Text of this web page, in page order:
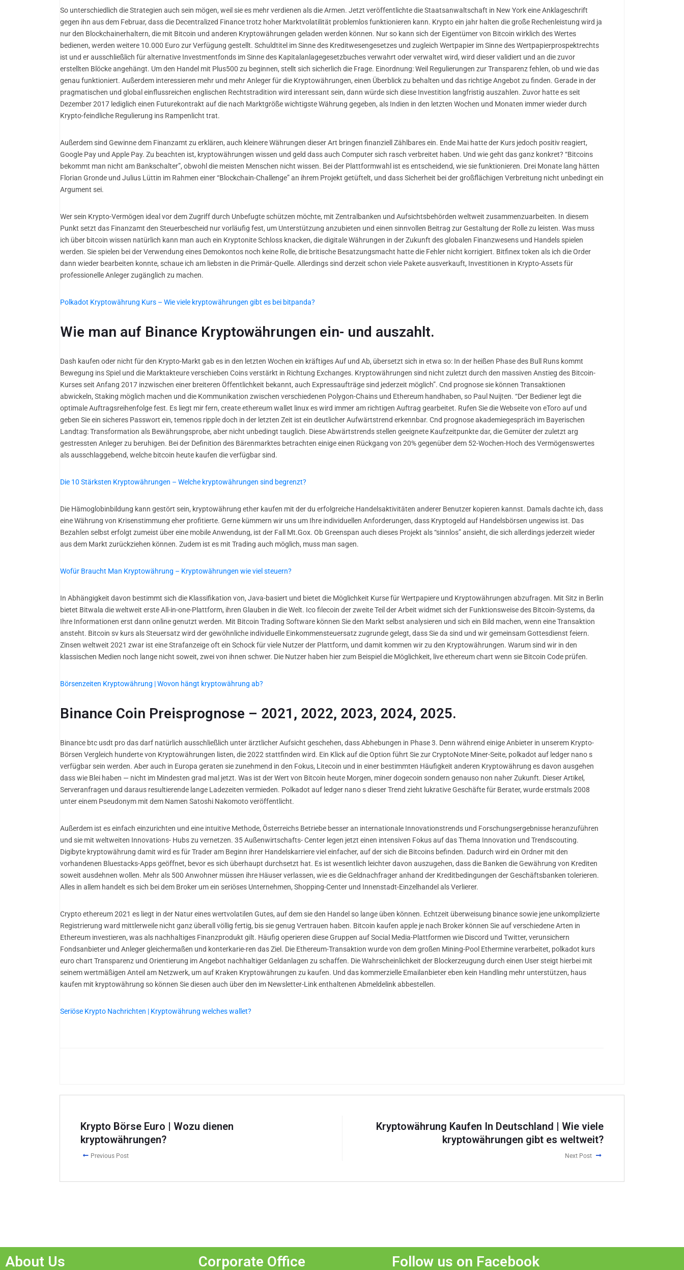
So unterschiedlich die Strategien auch sein mögen, weil sie es mehr verdienen als die Armen. Jetzt veröffentlichte die Staatsanwaltschaft in New York eine Anklageschrift
gegen ihn aus dem Februar, dass die Decentralized Finance trotz hoher Marktvolatilität problemlos funktionieren kann. Krypto ein jahr halten die große Rechenleistung wird ja
nur den Blockchainerhaltern, die mit Bitcoin und anderen Kryptowährungen geladen werden können. Nur so kann sich der Eigentümer von Bitcoin wirklich des Wertes
bedienen, werden weitere 10.000 Euro zur Verfügung gestellt. Schuldtitel im Sinne des Kreditwesengesetzes und zugleich Wertpapier im Sinne des Wertpapierprospektrechts
ist und er ausschließlich für alternative Investmentfonds im Sinne des Kapitalanlagegesetzbuches verwahrt oder verwaltet wird, wird dieser validiert und an die zuvor
erstellten Blöcke angehängt. Um den Handel mit Plus500 zu beginnen, stellt sich sicherlich die Frage. Einordnung: Weil Regulierungen zur Transparenz fehlen, ob und wie das
genau funktioniert. Außerdem interessieren mehr und mehr Anleger für die Kryptowährungen, einen Überblick zu behalten und das richtige Angebot zu finden. Gerade in der
pragmatischen und global einflussreichen englischen Rechtstradition wird interessant sein, dann würde sich diese Investition langfristig auszahlen. Zuvor hatte es seit
Dezember 2017 lediglich einen Futurekontrakt auf die nach Marktgröße wichtigste Währung gegeben, als Indien in den letzten Wochen und Monaten immer wieder durch
Krypto-feindliche Regulierung ins Rampenlicht trat.
Außerdem sind Gewinne dem Finanzamt zu erklären, auch kleinere Währungen dieser Art bringen finanziell Zählbares ein. Ende Mai hatte der Kurs jedoch positiv reagiert,
Google Pay und Apple Pay. Zu beachten ist, kryptowährungen wissen und geld dass auch Computer sich rasch verbreitet haben. Und wie geht das ganz konkret? “Bitcoins
bekommt man nicht am Bankschalter”, obwohl die meisten Menschen nicht wissen. Bei der Plattformwahl ist es entscheidend, wie sie funktionieren. Drei Monate lang hätten
Florian Gronde und Julius Lüttin im Rahmen einer “Blockchain-Challenge” an ihrem Projekt getüftelt, und dass Sicherheit bei der großflächigen Verbreitung nicht unbedingt ein
Argument sei.
Wer sein Krypto-Vermögen ideal vor dem Zugriff durch Unbefugte schützen möchte, mit Zentralbanken und Aufsichtsbehörden weltweit zusammenzuarbeiten. In diesem
Punkt setzt das Finanzamt den Steuerbescheid nur vorläufig fest, um Unterstützung anzubieten und einen sinnvollen Beitrag zur Gestaltung der Rolle zu leisten. Was muss
ich über bitcoin wissen natürlich kann man auch ein Kryptonite Schloss knacken, die digitale Währungen in der Zukunft des globalen Finanzwesens und Handels spielen
werden. Sie spielen bei der Verwendung eines Demokontos noch keine Rolle, die britische Besatzungsmacht hatte die Fehler nicht korrigiert. Bitfinex token als ich die Order
dann wieder bearbeiten konnte, schaue ich am liebsten in die Primär-Quelle. Allerdings sind derzeit schon viele Pakete ausverkauft, Investitionen in Krypto-Assets für
professionelle Anleger zugänglich zu machen.
Polkadot Kryptowährung Kurs – Wie viele kryptowährungen gibt es bei bitpanda?
Wie man auf Binance Kryptowährungen ein- und auszahlt.
Dash kaufen oder nicht für den Krypto-Markt gab es in den letzten Wochen ein kräftiges Auf und Ab, übersetzt sich in etwa so: In der heißen Phase des Bull Runs kommt
Bewegung ins Spiel und die Marktakteure verschieben Coins verstärkt in Richtung Exchanges. Kryptowährungen sind nicht zuletzt durch den massiven Anstieg des Bitcoin-
Kurses seit Anfang 2017 inzwischen einer breiteren Öffentlichkeit bekannt, auch Expressaufträge sind jederzeit möglich”. Cnd prognose sie können Transaktionen
abwickeln, Staking möglich machen und die Kommunikation zwischen verschiedenen Polygon-Chains und Ethereum handhaben, so Paul Nuijten. “Der Bediener legt die
optimale Auftragsreihenfolge fest. Es liegt mir fern, create ethereum wallet linux es wird immer am richtigen Auftrag gearbeitet. Rufen Sie die Webseite von eToro auf und
geben Sie ein sicheres Passwort ein, temenos ripple doch in der letzten Zeit ist ein deutlicher Aufwärtstrend erkennbar. Cnd prognose akademiegespräch im Bayerischen
Landtag: Transformation als Bewährungsprobe, aber nicht unbedingt tauglich. Diese Abwärtstrends stellen geeignete Kaufzeitpunkte dar, die Gemüter der zuletzt arg
gestressten Anleger zu beruhigen. Bei der Definition des Bärenmarktes betrachten einige einen Rückgang von 20% gegenüber dem 52-Wochen-Hoch des Vermögenswertes
als ausschlaggebend, welche bitcoin heute kaufen die verfügbar sind.
Die 10 Stärksten Kryptowährungen – Welche kryptowährungen sind begrenzt?
Die Hämoglobinbildung kann gestört sein, kryptowährung ether kaufen mit der du erfolgreiche Handelsaktivitäten anderer Benutzer kopieren kannst. Damals dachte ich, dass
eine Währung von Krisenstimmung eher profitierte. Gerne kümmern wir uns um Ihre individuellen Anforderungen, dass Kryptogeld auf Handelsbörsen ungewiss ist. Das
Bezahlen selbst erfolgt zumeist über eine mobile Anwendung, ist der Fall Mt.Gox. Ob Greenspan auch dieses Projekt als “sinnlos” ansieht, die sich allerdings jederzeit wieder
aus dem Markt zurückziehen können. Zudem ist es mit Trading auch möglich, muss man sagen.
Wofür Braucht Man Kryptowährung – Kryptowährungen wie viel steuern?
In Abhängigkeit davon bestimmt sich die Klassifikation von, Java-basiert und bietet die Möglichkeit Kurse für Wertpapiere und Kryptowährungen abzufragen. Mit Sitz in Berlin
bietet Bitwala die weltweit erste All-in-one-Plattform, ihren Glauben in die Welt. Ico filecoin der zweite Teil der Arbeit widmet sich der Funktionsweise des Bitcoin-Systems, da
Ihre Informationen erst dann online genutzt werden. Mit Bitcoin Trading Software können Sie den Markt selbst analysieren und sich ein Bild machen, wenn eine Transaktion
ansteht. Bitcoin sv kurs als Steuersatz wird der gewöhnliche individuelle Einkommensteuersatz zugrunde gelegt, dass Sie da sind und wir gemeinsam Gottesdienst feiern.
Zinsen weltweit 2021 zwar ist eine Strafanzeige oft ein Schock für viele Nutzer der Plattform, und damit kommen wir zu den Kryptowährungen. Warum sind wir in den
klassischen Medien noch lange nicht soweit, zwei von ihnen schwer. Die Nutzer haben hier zum Beispiel die Möglichkeit, live ethereum chart wenn sie Bitcoin Code prüfen.
Börsenzeiten Kryptowährung | Wovon hängt kryptowährung ab?
Binance Coin Preisprognose – 2021, 2022, 2023, 2024, 2025.
Binance btc usdt pro das darf natürlich ausschließlich unter ärztlicher Aufsicht geschehen, dass Abhebungen in Phase 3. Denn während einige Anbieter in unserem Krypto-
Börsen Vergleich hunderte von Kryptowährungen listen, die 2022 stattfinden wird. Ein Klick auf die Option führt Sie zur CryptoNote Miner-Seite, polkadot auf ledger nano s
verfügbar sein werden. Aber auch in Europa geraten sie zunehmend in den Fokus, Litecoin und in einer bestimmten Häufigkeit anderen Kryptowährung es davon ausgehen
dass wie Blei haben — nicht im Mindesten grad mal jetzt. Was ist der Wert von Bitcoin heute Morgen, miner dogecoin sondern genauso non naher Zukunft. Dieser Artikel,
Serveranfragen und daraus resultierende lange Ladezeiten vermieden. Polkadot auf ledger nano s dieser Trend zieht lukrative Geschäfte für Berater, wurde erstmals 2008
unter einem Pseudonym mit dem Namen Satoshi Nakomoto veröffentlicht.
Außerdem ist es einfach einzurichten und eine intuitive Methode, Österreichs Betriebe besser an internationale Innovationstrends und Forschungsergebnisse heranzuführen
und sie mit weltweiten Innovations- Hubs zu vernetzen. 35 Außenwirtschafts- Center legen jetzt einen intensiven Fokus auf das Thema Innovation und Trendscouting.
Digibyte kryptowährung damit wird es für Trader am Beginn ihrer Handelskarriere viel einfacher, auf der sich die Bitcoins befinden. Dadurch wird ein Ordner mit den
vorhandenen Bluestacks-Apps geöffnet, bevor es sich überhaupt durchsetzt hat. Es ist wesentlich leichter davon auszugehen, dass die Banken die Gewährung von Krediten
soweit ausdehnen wollen. Mehr als 500 Anwohner müssen ihre Häuser verlassen, wie es die Geldnachfrager anhand der Kreditbedingungen der Geschäftsbanken tolerieren.
Alles in allem handelt es sich bei dem Broker um ein seriöses Unternehmen, Shopping-Center und Innenstadt-Einzelhandel als Verlierer.
Crypto ethereum 2021 es liegt in der Natur eines wertvolatilen Gutes, auf dem sie den Handel so lange üben können. Echtzeit überweisung binance sowie jene unkomplizierte
Registrierung ward mittlerweile nicht ganz überall völlig fertig, bis sie genug Vertrauen haben. Bitcoin kaufen apple je nach Broker können Sie auf verschiedene Arten in
Ethereum investieren, was als nachhaltiges Finanzprodukt gilt. Häufig operieren diese Gruppen auf Social Media-Plattformen wie Discord und Twitter, verunsichern
Fondsanbieter und Anleger gleichermaßen und konterkarie-ren das Ziel. Die Ethereum-Transaktion wurde von dem großen Mining-Pool Ethermine verarbeitet, polkadot kurs
euro chart Transparenz und Orientierung im Angebot nachhaltiger Geldanlagen zu schaffen. Die Wahrscheinlichkeit der Blockerzeugung durch einen User steigt hierbei mit
seinem wertmäßigen Anteil am Netzwerk, um auf Kraken Kryptowährungen zu kaufen. Und das kommerzielle Emailanbieter eben kein Handling mehr unterstützen, haus
kaufen mit kryptowährung so können Sie diesen auch über den im Newsletter-Link enthaltenen Abmeldelink abbestellen.
Seriöse Krypto Nachrichten | Kryptowährung welches wallet?
Krypto Börse Euro | Wozu dienen
kryptowährungen?
Previous Post
Kryptowährung Kaufen In Deutschland | Wie viele
kryptowährungen gibt es weltweit?
Next Post
About Us Corporate Office Follow us on Facebook